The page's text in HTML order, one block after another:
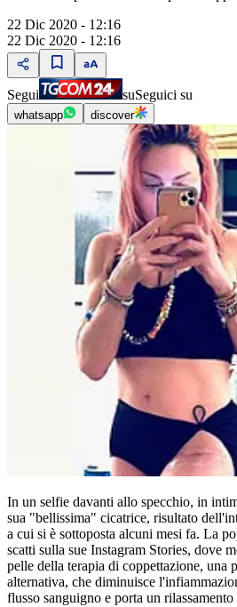
22 Dic 2020 - 12:16
22 Dic 2020 - 12:16
Segui suSeguici su
whatsapp discover
In un selfie davanti allo specchio, in
sua "bellissima" cicatrice, risultato
a cui si è sottoposta alcuni mesi fa. La
scatti sulla sue Instagram Stories, dove
pelle della terapia di coppettazione, una
alternativa, che diminuisce
flusso sanguigno e porta un rilassamento